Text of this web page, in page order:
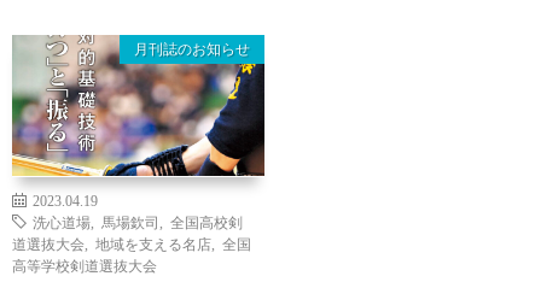
月刊誌のお知らせ
2023.04.19
洗心道場
馬場欽司
全国高校剣
道選抜大会
地域を支える名店
全国
高等学校剣道選抜大会